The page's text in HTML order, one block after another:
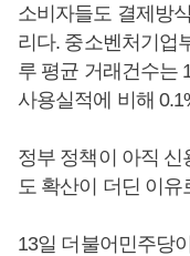
소비자들도 결제방
리다. 중소벤처기업
루 평균 거래건수는
사용실적에 비해
정부 정책이 아직
도 확산이 더딘 이유
13일 더불어민주당